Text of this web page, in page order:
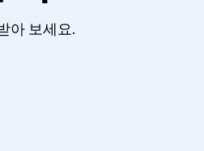
아 보세요.